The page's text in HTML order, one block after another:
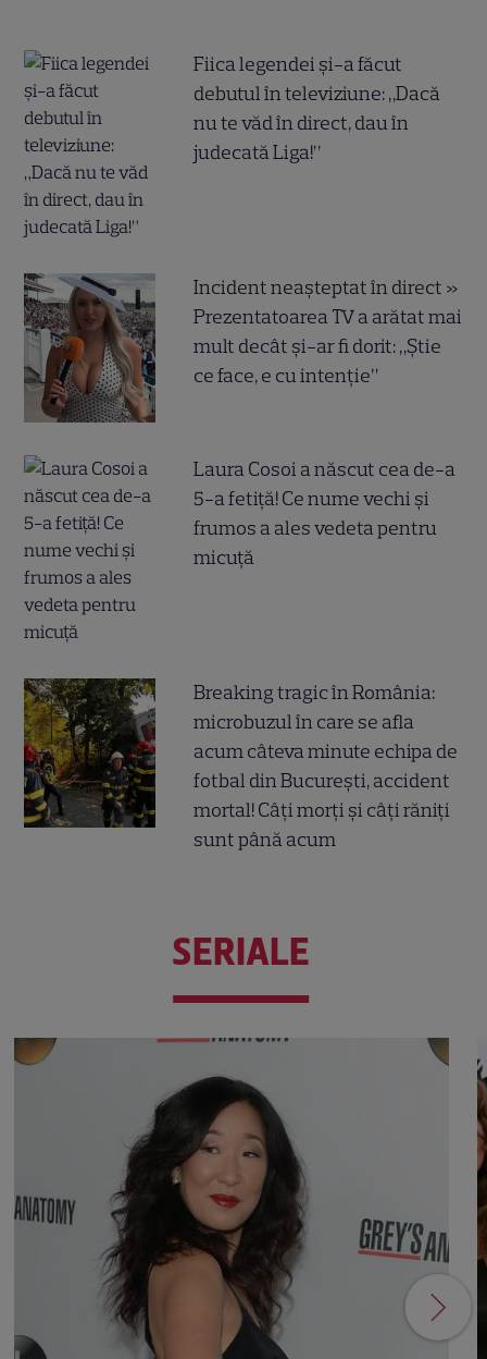
Fiica legendei și-a făcut
debutul în televiziune: „Dacă
nu te văd în direct, dau în
judecată Liga!”
Incident neașteptat în direct »
Prezentatoarea TV a arătat mai
mult decât și-ar fi dorit: „Știe
ce face, e cu intenție”
Laura Cosoi a născut cea de-a
5-a fetiță! Ce nume vechi și
frumos a ales vedeta pentru
micuță
Breaking tragic în România:
microbuzul în care se afla
acum câteva minute echipa de
fotbal din București, accident
mortal! Câți morți și câți răniți
sunt până acum
SERIALE